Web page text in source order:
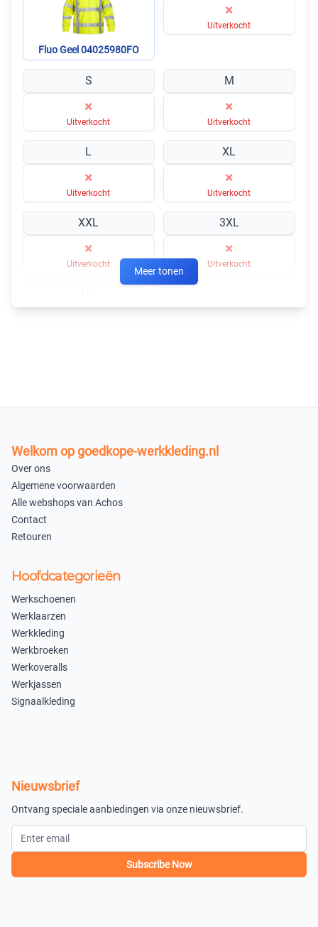
Fluo Geel 04025980FO
×
Uitverkocht
S
×
Uitverkocht
M
×
Uitverkocht
L
×
Uitverkocht
XL
×
Uitverkocht
XXL
×
Uitverkocht
3XL
×
Uitverkocht
S
Uitverkocht
Meer tonen
Welkom op goedkope-werkkleding.nl
Over ons
Algemene voorwaarden
Alle webshops van Achos
Contact
Retouren
Hoofdcategorieën
Werkschoenen
Werklaarzen
Werkkleding
Werkbroeken
Werkoveralls
Werkjassen
Signaalkleding
Nieuwsbrief
Ontvang speciale aanbiedingen via onze nieuwsbrief.
Subscribe Now